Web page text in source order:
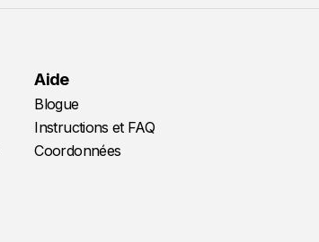
Aide
Blogue
Instructions et FAQ
Coordonnées